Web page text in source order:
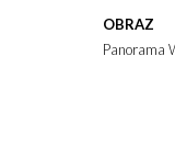
OBRAZ
Panorama